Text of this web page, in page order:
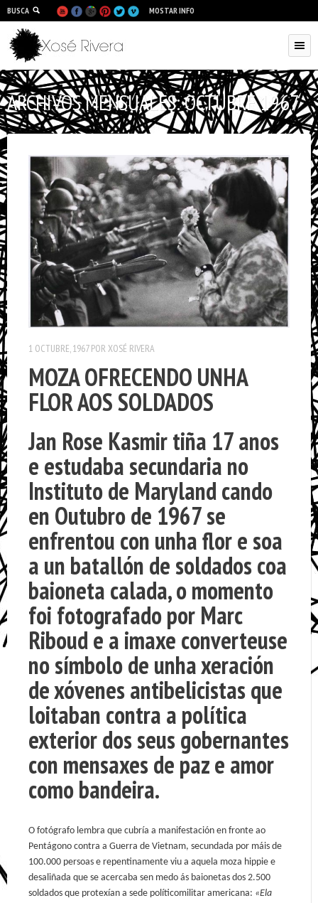
BUSCA MOSTAR INFO
ARCHIVOS MENSUALES:OCTUBRE 1967
1 OCTUBRE, 1967PORXOSÉ RIVERA
MOZA OFRECENDO UNHA
FLOR AOS SOLDADOS
Jan Rose Kasmir tiña 17 anos
e estudaba secundaria no
Instituto de Maryland cando
en Outubro de 1967 se
enfrentou con unha flor e soa
a un batallón de soldados coa
baioneta calada, o momento
foi fotografado por Marc
Riboud e a imaxe converteuse
no símbolo de unha xeración
de xóvenes antibelicistas que
loitaban contra a política
exterior dos seus gobernantes
con mensaxes de paz e amor
como bandeira.
O fotógrafo lembra que cubría a manifestación en fronte ao
Pentágono contra a Guerra de Vietnam, secundada por máis de
100.000 persoas e repentinamente viu a aquela moza hippie e
desaliñada que se acercaba sen medo ás baionetas dos 2.500
soldados que protexían a sede políticomilitar americana: «Ela